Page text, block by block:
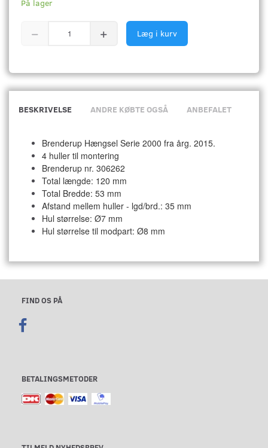
På lager
Læg i kurv
BESKRIVELSE ANDRE KØBTE OGSÅ ANBEFALET
Brenderup Hængsel Serie 2000 fra årg. 2015.
4 huller til montering
Brenderup nr. 306262
Total længde: 120 mm
Total Bredde: 53 mm
Afstand mellem huller - lgd/brd.: 35 mm
Hul størrelse: Ø7 mm
Hul størrelse til modpart: Ø8 mm
FIND OS PÅ
BETALINGSMETODER